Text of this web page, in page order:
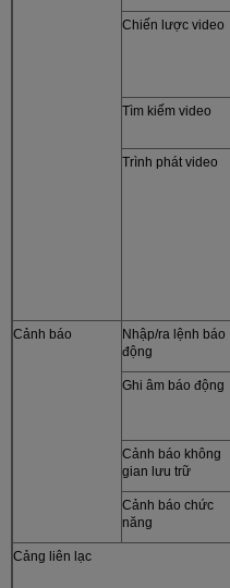
Chiến lược video
Tìm kiếm video
Trình phát video
Cảnh báo
Nhập/ra lệnh báo
động
Ghi âm báo động
Cảnh báo không
gian lưu trữ
Cảnh báo chức
năng
Cảng liên lạc